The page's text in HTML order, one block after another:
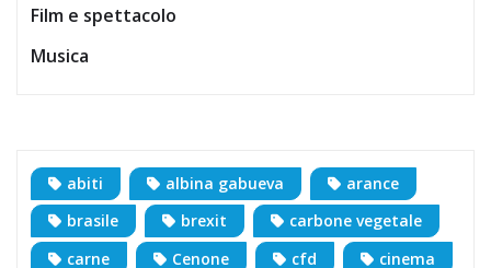
Film e spettacolo
Musica
abiti albina gabueva
arance
brasile
brexit
carbone vegetale
carne
Cenone cfd
cinema